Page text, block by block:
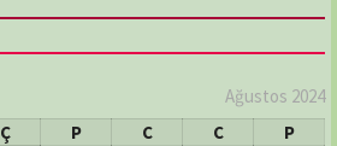
Ağustos 2024
Ç P C C
P